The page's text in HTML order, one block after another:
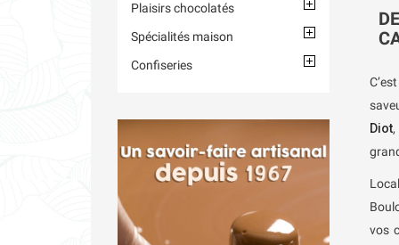
Plaisirs chocolatés
Spécialités maison
Confiseries
Diot,
vos